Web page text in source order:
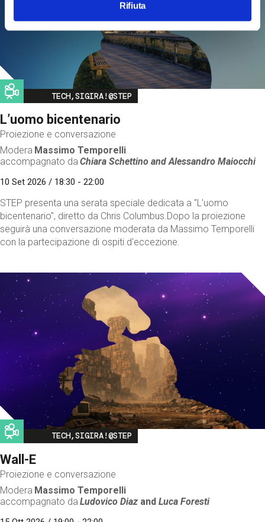
Rifiuta
Image
TECH,SIGIRA!@STEP
L’uomo bicentenario
Proiezione e conversazione
Modera Massimo Temporelli
accompagnato da Chiara Schettino andAlessandro Maiocchi
10 Set 2026 / 18:30 - 22:00
STEP presenta una serata speciale dedicata a "L’uomo
bicentenario", diretto da Chris Columbus.Dopo la proiezione
seguirà una conversazione moderata da Massimo Temporelli
con la partecipazione di ospiti d'eccezione.
Image
TECH,SIGIRA!@STEP
Wall-E
Proiezione e conversazione
Modera Massimo Temporelli
accompagnato da Ludovico Diaz andLuca Foresti